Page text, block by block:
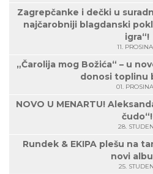
Zagrepčanke i dečki u
najčarobniji blagdanski
igra“!
11.
„Čarolija mog Božića“ – u
donosi toplinu
01.
NOVO U MENARTU!
čudo“!
28.
Rundek & EKIPA plešu na
novi
25.